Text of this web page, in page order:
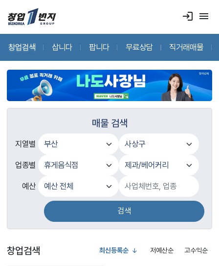
login menu
창업검색 삽니다 팝니다 무료상담 직거래매물
매물 검색
지열별
업종별
예산
검색
창업검색 최신등록순 저예산순 고수익순